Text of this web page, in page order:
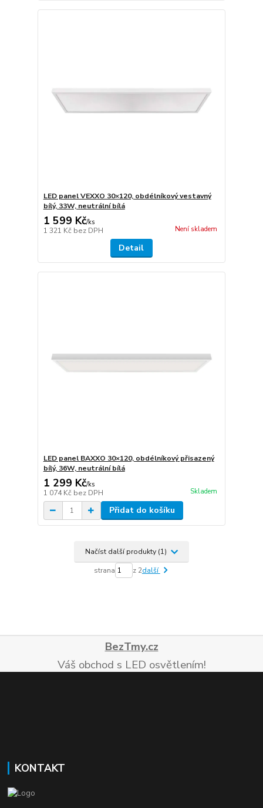
LED panel VEXXO 30×120, obdélníkový vestavný
bílý, 33W, neutrální bílá
1 599 Kč/ks
1 321 Kč bez DPH Není skladem
Detail
LED panel BAXXO 30×120, obdélníkový přisazený
bílý, 36W, neutrální bílá
1 299 Kč/ks
1 074 Kč bez DPH Skladem
Přidat do košíku
Načíst další produkty (1)
strana z 2další
BezTmy.cz
Váš obchod s LED osvětlením!
KONTAKT